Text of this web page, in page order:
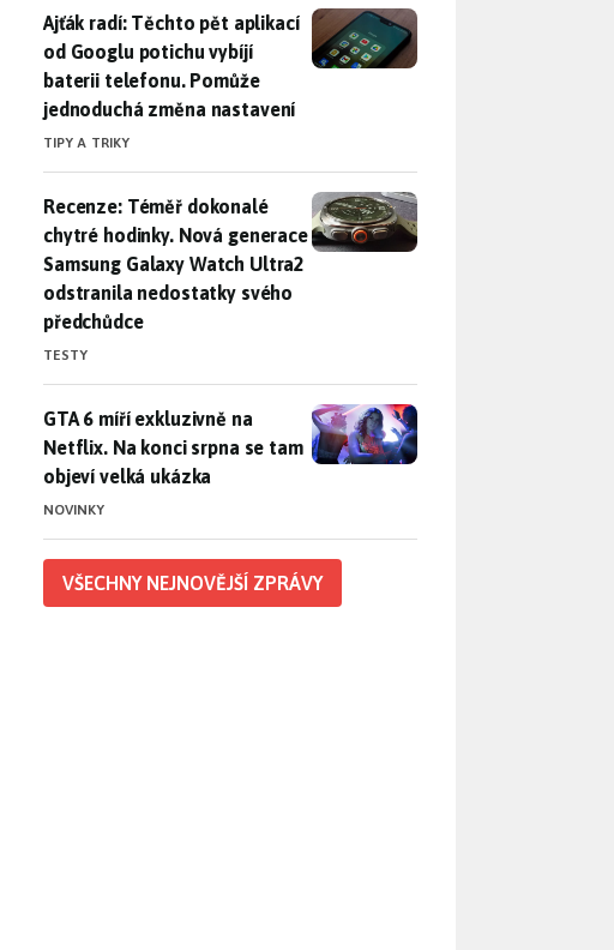
Ajťák radí: Těchto pět aplikací od Googlu potichu vybíjí baterii
Ajťák radí: Těchto pět aplikací
od Googlu potichu vybíjí
baterii telefonu. Pomůže
jednoduchá změna nastavení
TIPY A TRIKY
Recenze: Téměř dokonalé chytré hodinky. Nová generace
Recenze: Téměř dokonalé
chytré hodinky. Nová generace
Samsung Galaxy Watch Ultra2
odstranila nedostatky svého
předchůdce
TESTY
GTA 6 míří exkluzivně na Netflix. Na konci srpna se tam objeví
GTA 6 míří exkluzivně na
Netflix. Na konci srpna se tam
objeví velká ukázka
NOVINKY
VŠECHNY NEJNOVĚJŠÍ ZPRÁVY